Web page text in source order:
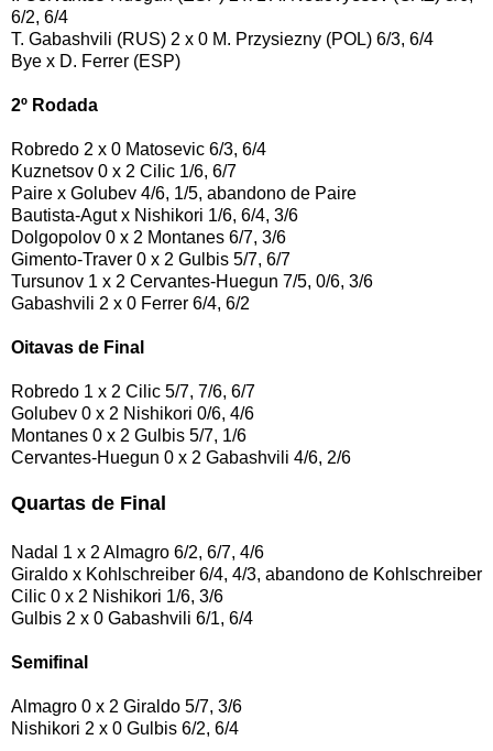
6/2, 6/4
T. Gabashvili (RUS) 2 x 0 M. Przysiezny (POL) 6/3, 6/4
Bye x D. Ferrer (ESP)
2º Rodada
Robredo 2 x 0 Matosevic 6/3, 6/4
Kuznetsov 0 x 2 Cilic 1/6, 6/7
Paire x Golubev 4/6, 1/5, abandono de Paire
Bautista-Agut x Nishikori 1/6, 6/4, 3/6
Dolgopolov 0 x 2 Montanes 6/7, 3/6
Gimento-Traver 0 x 2 Gulbis 5/7, 6/7
Tursunov 1 x 2 Cervantes-Huegun 7/5, 0/6, 3/6
Gabashvili 2 x 0 Ferrer 6/4, 6/2
Oitavas de Final
Robredo 1 x 2 Cilic 5/7, 7/6, 6/7
Golubev 0 x 2 Nishikori 0/6, 4/6
Montanes 0 x 2 Gulbis 5/7, 1/6
Cervantes-Huegun 0 x 2 Gabashvili 4/6, 2/6
Quartas de Final
Nadal 1 x 2 Almagro 6/2, 6/7, 4/6
Giraldo x Kohlschreiber 6/4, 4/3, abandono de Kohlschreiber
Cilic 0 x 2 Nishikori 1/6, 3/6
Gulbis 2 x 0 Gabashvili 6/1, 6/4
Semifinal
Almagro 0 x 2 Giraldo 5/7, 3/6
Nishikori 2 x 0 Gulbis 6/2, 6/4